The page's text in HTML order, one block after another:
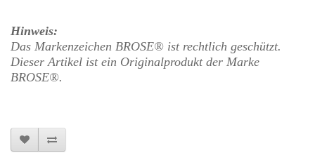
Hinweis:
Das Markenzeichen BROSE® ist rechtlich geschützt.
Dieser Artikel ist ein Originalprodukt der Marke
BROSE®.